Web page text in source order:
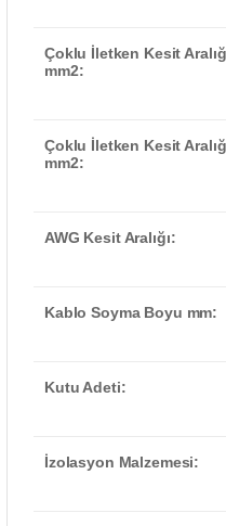
Çoklu İletken Kesit
mm2:
Çoklu İletken Kesit
mm2:
AWG Kesit Aralığı:
Kablo Soyma Boyu mm:
Kutu Adeti:
İzolasyon Malzemesi: